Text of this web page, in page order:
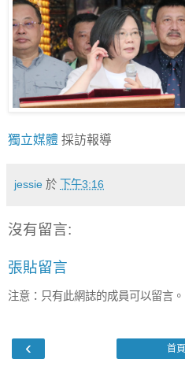
獨立媒體 採訪報導
jessie 於 下午3:16
沒有留言:
張貼留言
注意：只有此網誌的成員可以留言。
‹ 首頁